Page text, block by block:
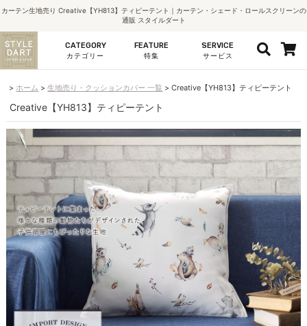
カーテン生地売り Creative【YH813】ティピーテント｜カーテン・シェード・ロールスクリーンの
通販 スタイルダート
CATEGORY
カテゴリー
FEATURE
特集
SERVICE
サービス
ホーム 生地売り・クッションカバー 一覧 Creative【YH813】ティピーテント
Creative【YH813】ティピーテント